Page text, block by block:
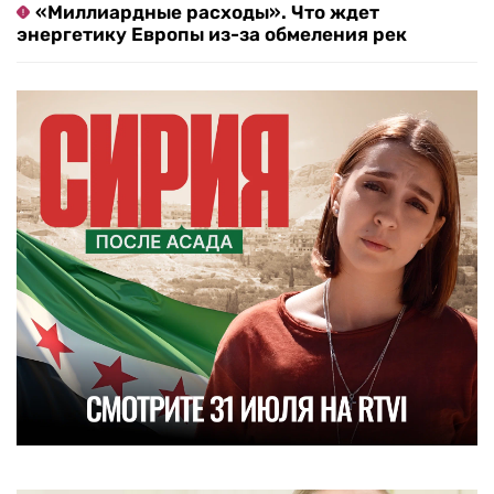
«Миллиардные расходы». Что ждет
энергетику Европы из-за обмеления рек